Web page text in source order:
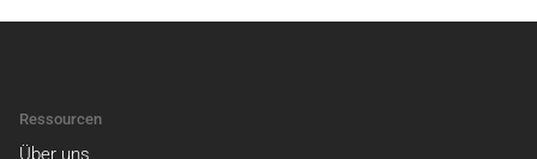
Ressourcen
Über uns